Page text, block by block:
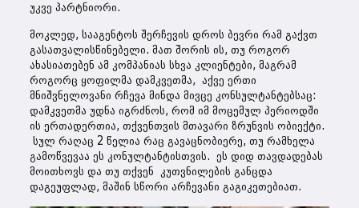
უკვე პარტნიორი.
მოკლედ, სააგენტოს შერჩევის დროს ბევრი რამ გაქვთ
გასათვალისწინებელი. მათ შორის ის, თუ როგორ
ახასიათებენ ამ კომპანიას სხვა კლიენტები, მაგრამ
როგორც ყოფილმა დამკვეთმა, აქვე ერთი
მნიშვნელოვანი რჩევა მინდა მივცე კონსულტანტებსაც:
დამკვეთმა უდნა იგრძნოს, რომ იმ მოცემულ პერიოდში
ის ერთადერთია, თქვენთვის მთავარი ზრუნვის ობიექტი.
სულ რაღაც 2 წელია რაც გავაცნობიერე, თუ რამხელა
გამოწვევაა ეს კონულტანტისთვის. ეს დიდ თავდადებას
მოითხოვს და თუ თქვენ კუთვნილების განცდა
დაგეუფლად, მაშინ სწორი არჩევანი გაგიკეთებიათ.